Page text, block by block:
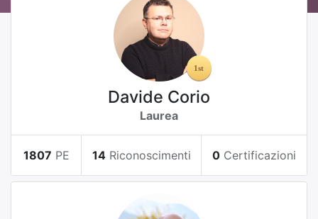
Davide Corio
Laurea
1807 PE 14 Riconoscimenti 0 Certificazioni